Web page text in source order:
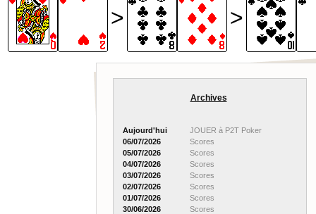
> >
Archives
Aujourd'hui
JOUER à P2T Poker
06/07/2026
Scores
05/07/2026
Scores
04/07/2026
Scores
03/07/2026
Scores
02/07/2026
Scores
01/07/2026
Scores
30/06/2026
Scores